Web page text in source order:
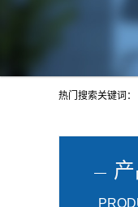
热门搜索关键词：